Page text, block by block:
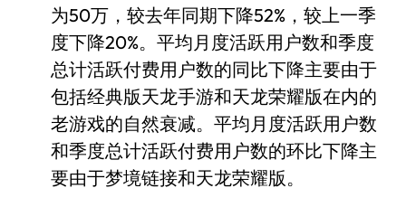
为50万，较去年同期下降52%，较上一季
度下降20%。平均月度活跃用户数和季度
总计活跃付费用户数的同比下降主要由于
包括经典版天龙手游和天龙荣耀版在内的
老游戏的自然衰减。平均月度活跃用户数
和季度总计活跃付费用户数的环比下降主
要由于梦境链接和天龙荣耀版。